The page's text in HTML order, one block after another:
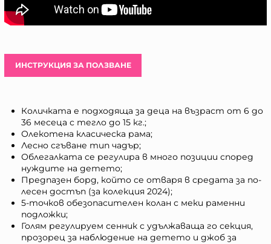
ИНСТРУКЦИЯ ЗА ПОЛЗВАНЕ
Количката е подходяща за деца на възраст от 6 до
36 месеца с тегло до 15 кг.;
Олекотена класическа рама;
Лесно сгъване тип чадър;
Облегалката се регулира в много позиции според
нуждите на детето;
Предпазен борд, който се отваря в средата за по-
лесен достъп (за колекция 2024);
5-точков обезопасителен колан с меки раменни
подложки;
Голям регулируем сенник с удължаваща го секция,
прозорец за наблюдение на детето и джоб за